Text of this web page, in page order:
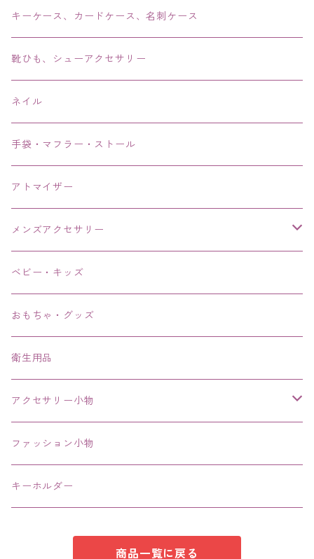
ブレス・バングル・ブレスレット・腕輪
アンクレット
キーケース、カードケース、名刺ケース
靴ひも、シューアクセサリー
ネイル
手袋・マフラー・ストール
アトマイザー
メンズアクセサリー
リング、指輪
ブレスレット、バングル、ブレス、腕輪
ネックレス、チョーカー
その他
ベビー・キッズ
おもちゃ・グッズ
衛生用品
アクセサリー小物
エコバッグ コンビニ
ファッション小物
キーホルダー
商品一覧に戻る